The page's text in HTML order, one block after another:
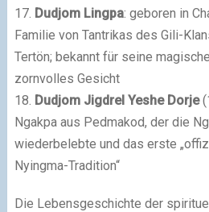
17. Dudjom Lingpa: geboren in
Familie von Tantrikas des Gili-
Tertön; bekannt für seine
zornvolles Gesicht
18. Dudjom Jigdrel Yeshe Dorje
Ngakpa aus Pedmakod, der die
wiederbelebte und das erste
Nyingma-Tradition“
Die Lebensgeschichte der